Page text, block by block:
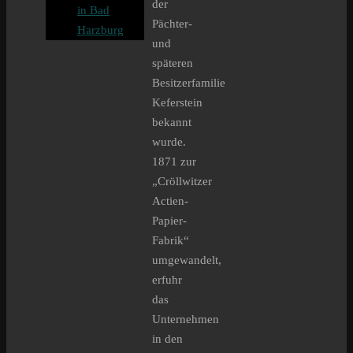
der
Pächter-
und
späteren
Besitzerfamilie
Keferstein
bekannt
wurde.
1871 zur
„Cröllwitzer
Actien-
Papier-
Fabrik“
umgewandelt,
erfuhr
das
Unternehmen
in den
in Bad
Harzburg